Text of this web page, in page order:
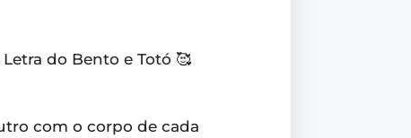
do Bento e Totó 🥰
com o corpo de cada